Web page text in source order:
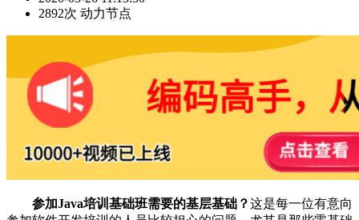
2892次 动力节点
参加Java培训基础班需要的基层基础？这是每一位有意向